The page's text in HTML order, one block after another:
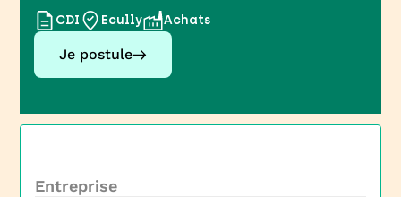
CDI Ecully Achats
Je postule
Entreprise